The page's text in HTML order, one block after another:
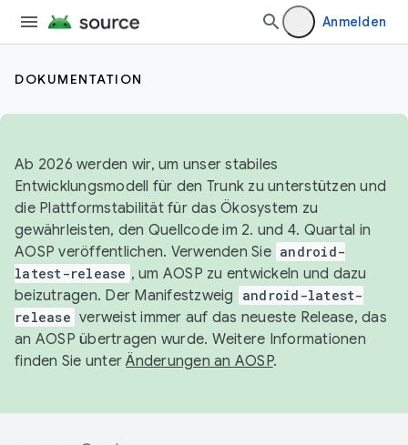
Anmelden
DOKUMENTATION
Ab 2026 werden wir, um unser stabiles
Entwicklungsmodell für den Trunk zu unterstützen und
die Plattformstabilität für das Ökosystem zu
gewährleisten, den Quellcode im 2. und 4. Quartal in
AOSP veröffentlichen. Verwenden Sie android-
latest-release , um AOSP zu entwickeln und dazu
beizutragen. Der Manifestzweig
android-latest-
release verweist immer auf das neueste Release, das
an AOSP übertragen wurde. Weitere Informationen
finden Sie unterÄnderungen an AOSP.